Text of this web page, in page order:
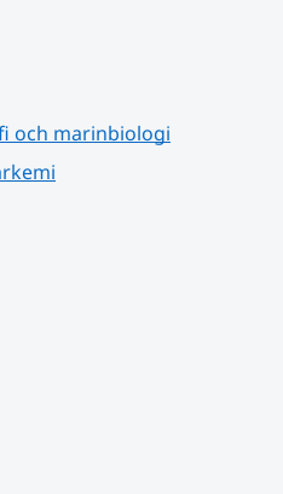
och marinbiologi